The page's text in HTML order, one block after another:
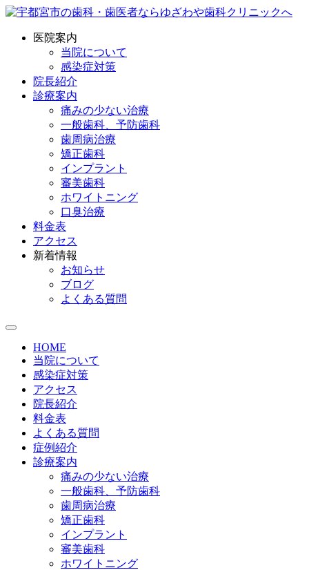
医院案内
当院について
感染症対策
院長紹介
診療案内
痛みの少ない治療
一般歯科、予防歯科
歯周病治療
矯正歯科
インプラント
審美歯科
ホワイトニング
口臭治療
料金表
アクセス
新着情報
お知らせ
ブログ
よくある質問
HOME
当院について
感染症対策
アクセス
院長紹介
料金表
よくある質問
症例紹介
診療案内
痛みの少ない治療
一般歯科、予防歯科
歯周病治療
矯正歯科
インプラント
審美歯科
ホワイトニング